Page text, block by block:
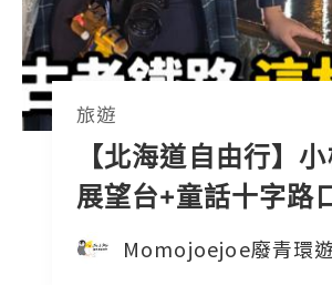
旅遊
【北海道自由行】
展望台+童話十字路
最古老鐵路🌙舊手
Momojoejoe廢青環